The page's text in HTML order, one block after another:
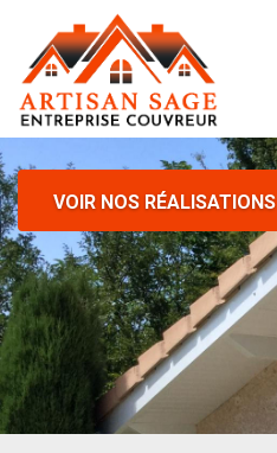
VOIR NOS RÉALISATIONS